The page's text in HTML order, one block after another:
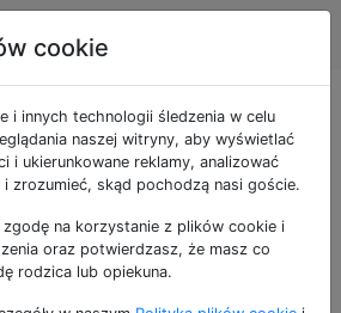
Tagi
otagowane
z wyświetlaniem
bloku Magento 1.9.2.0
z wieloma blokami
cookie
i innych technologii śledzenia w celu
naszej witryny, aby wyświetlać
i ukierunkowane reklamy, analizować
zrozumieć, skąd pochodzą nasi goście.
zgodę na korzystanie z plików cookie i
oraz potwierdzasz, że masz co
rodzica lub opiekuna.